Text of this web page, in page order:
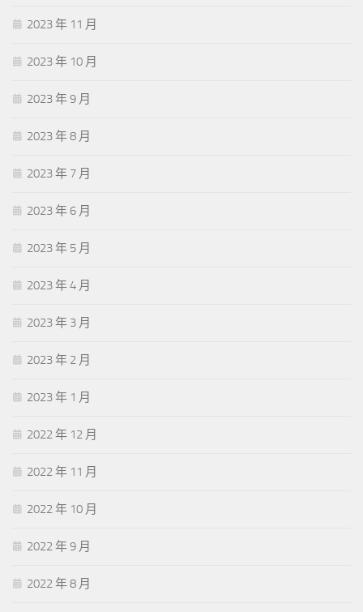
2023 年 11 月
2023 年 10 月
2023 年 9 月
2023 年 8 月
2023 年 7 月
2023 年 6 月
2023 年 5 月
2023 年 4 月
2023 年 3 月
2023 年 2 月
2023 年 1 月
2022 年 12 月
2022 年 11 月
2022 年 10 月
2022 年 9 月
2022 年 8 月